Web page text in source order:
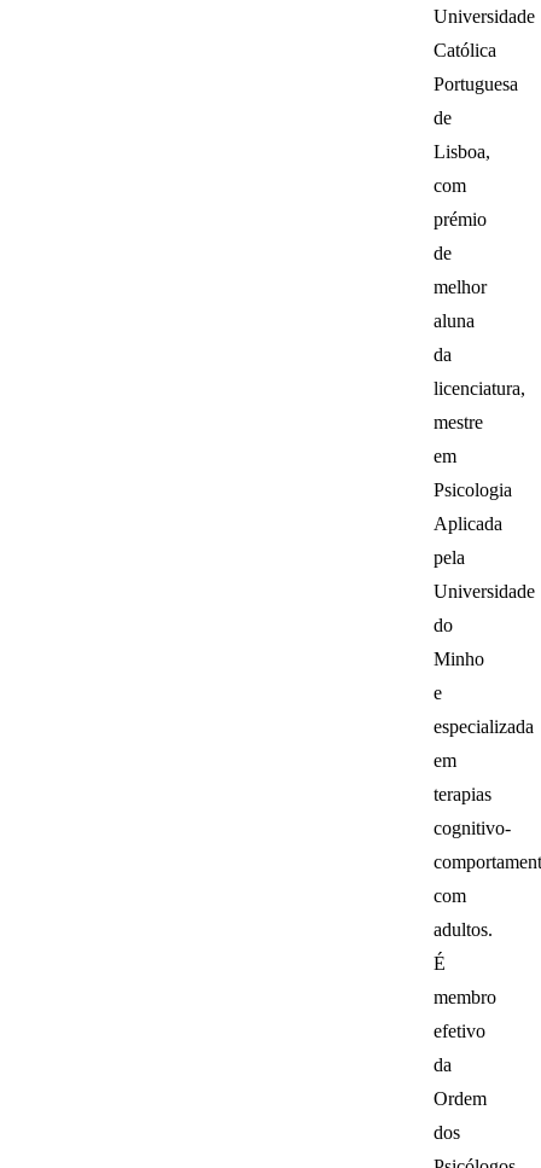
Universidade
Católica
Portuguesa
de
Lisboa,
com
prémio
de
melhor
aluna
da
licenciatura,
mestre
em
Psicologia
Aplicada
pela
Universidade
do
Minho
e
especializada
em
terapias
cognitivo-
com
adultos.
É
membro
efetivo
da
Ordem
dos